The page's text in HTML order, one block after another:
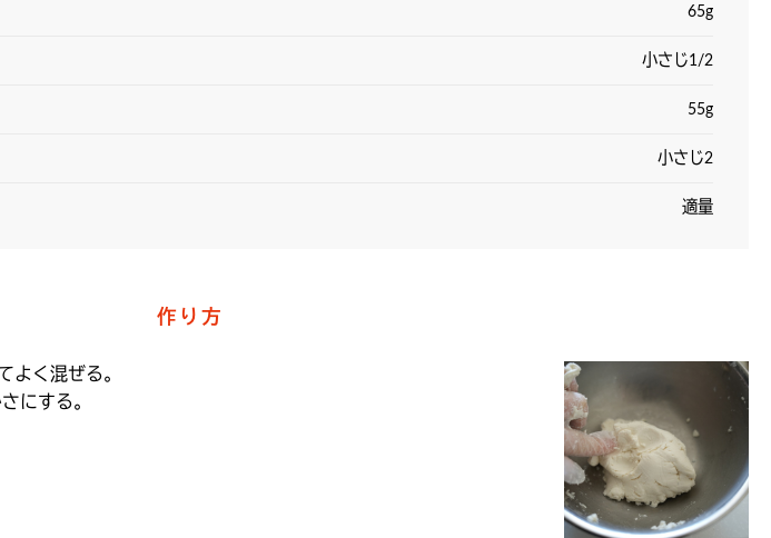
65g
小さじ1/2
55g
小さじ2
適量
作り方
よく混ぜる。
にする。